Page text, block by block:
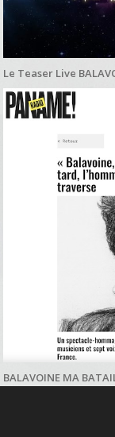
Le Teaser Live
BALAVOINE MA